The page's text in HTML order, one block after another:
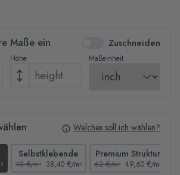
Maße ein Zuschneiden
Höhe Maßeinheit
Welches soll ich wählen?
Selbstklebende
48 €/m² 38,40 €/m²
Premium Struktur
62 €/m² 49,60 €/m²